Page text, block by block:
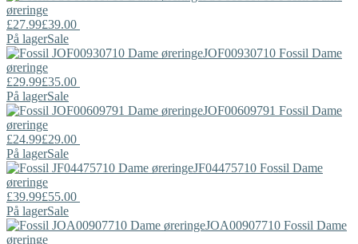
øreringe
£27.99£39.00
På lagerSale
JOF00930710 Fossil Dame
øreringe
£29.99£35.00
På lagerSale
JOF00609791 Fossil Dame
øreringe
£24.99£29.00
På lagerSale
JF04475710 Fossil Dame
øreringe
£39.99£55.00
På lagerSale
JOA00907710 Fossil Dame
øreringe